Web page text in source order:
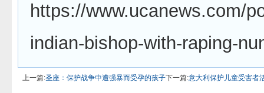
https://www.ucanews.com/
indian-bishop-with-raping-
上一篇:圣座：保护战争中遭强暴而受孕的孩子下一篇:意大利保护儿童受害者